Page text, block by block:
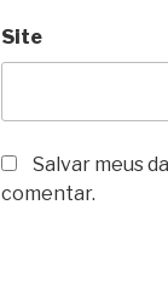
Site
Salvar meus
comentar.